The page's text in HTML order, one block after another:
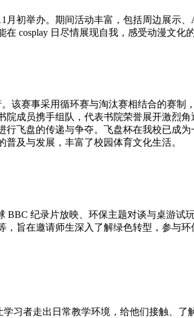
初举办。期间活动丰富，包括周边展示
cosplay 日尽情展现自我，感受动漫文化
该赛事采用循环赛与淘汰赛相结合的赛制
成员携手组队，代表书院荣誉展开激烈
飞盘的传递与争夺。飞盘杯在我校已成
及与发展，丰富了校园体育文化生活。
纪录片放映、环保主题对谈与桌游
旨在邀请师生深入了解绿色转型，参与
学习者走出日常教学环境，给他们接触、